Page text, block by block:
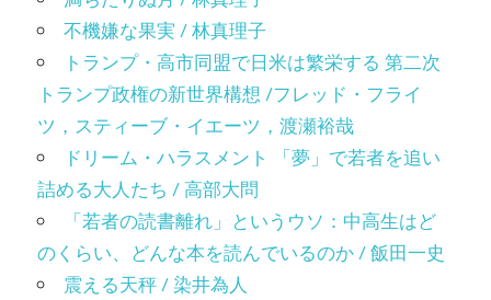
不機嫌な果実 / 林真理子
トランプ・高市同盟で日米は繁栄する 第二次
トランプ政権の新世界構想 /フレッド・フライ
ツ，スティーブ・イエーツ，渡瀬裕哉
ドリーム・ハラスメント 「夢」で若者を追い
詰める大人たち / 高部大問
「若者の読書離れ」というウソ：中高生はど
のくらい、どんな本を読んでいるのか / 飯田一史
震える天秤 / 染井為人